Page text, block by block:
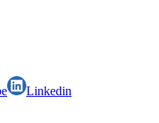
Linkedin